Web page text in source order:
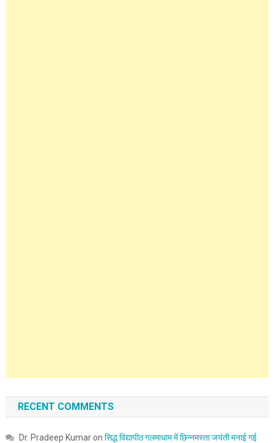
RECENT COMMENTS
Dr. Pradeep Kumaron सिद्ध विद्यापीठ गलमाधाम में छिन्नमस्ता जयंती मनाई गई